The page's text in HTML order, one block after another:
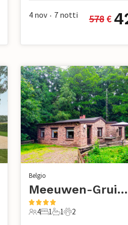
4 nov • 7 notti 578 €
Belgio
Meeuwen-Gruitrode
4 Ospiti
4
1 Camera da letto
1
1 Bagno
1
2 Animali domestici
2